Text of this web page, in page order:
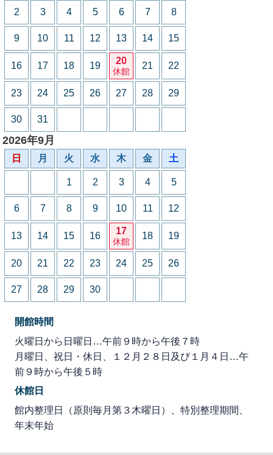
2 3 4 5 6 7 8
9 10 11 12 13 14 15
16 17 18 19 20
休館
21 22
23 24 25 26 27 28 29
30 31
2026年9月
日 月 火 水 木 金 土
1 2 3 4 5
6 7 8 9 10 11 12
13 14 15 16 17
休館
18 19
20 21 22 23 24 25 26
27 28 29 30
開館時間
火曜日から日曜日…午前９時から午後７時
月曜日、祝日・休日、１２月２８日及び１月４日…午
前９時から午後５時
休館日
館内整理日（原則毎月第３木曜日）、特別整理期間、
年末年始